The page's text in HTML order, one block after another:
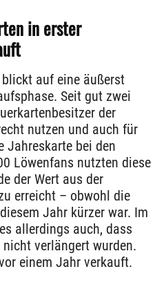
in erster
blickt auf eine äußerst
Seit gut zwei
der
nutzen und auch für
Jahreskarte bei den
Löwenfans nutzten diese
der Wert aus der
erreicht – obwohl die
Jahr kürzer war. Im
allerdings auch, dass
verlängert wurden.
einem Jahr verkauft.